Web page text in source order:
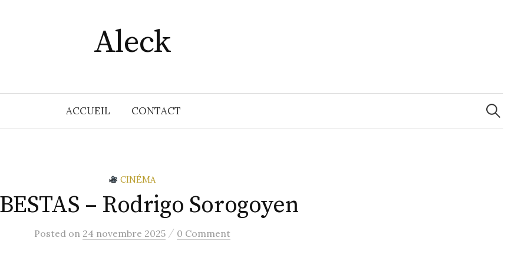
Aleck
ACCUEIL CONTACT
CINÉMA
– Rodrigo Sorogoyen
Posted on 24 novembre 2025 / 0 Comment